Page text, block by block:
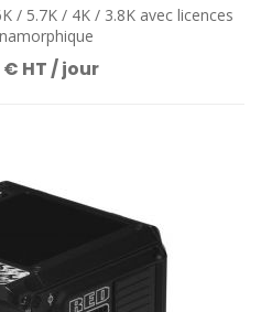
/ 5.7K / 4K / 3.8K avec licences
€ HT / jour